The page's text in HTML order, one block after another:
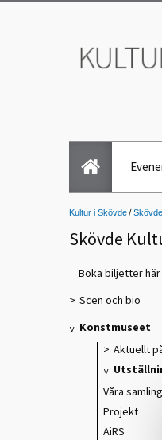
Kultur i Skövde
Skövde
Boka biljetter här
Scen och bio
Konstmuseet
Aktuellt
Våra
Projekt
AiRS